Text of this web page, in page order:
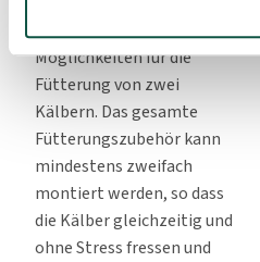
umfangreichsten
Möglichkeiten für die
Fütterung von zwei
Kälbern. Das gesamte
Fütterungszubehör kann
mindestens zweifach
montiert werden, so dass
die Kälber gleichzeitig und
ohne Stress fressen und